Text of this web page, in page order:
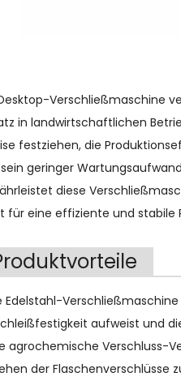
Verschließmaschine
in landwirtschaftlichen
festziehen, die
geringer
diese
für eine effiziente und stabile
Edelstahl-
aufweist und
agrochemische Verschluss-
der Flaschenverschlüsse